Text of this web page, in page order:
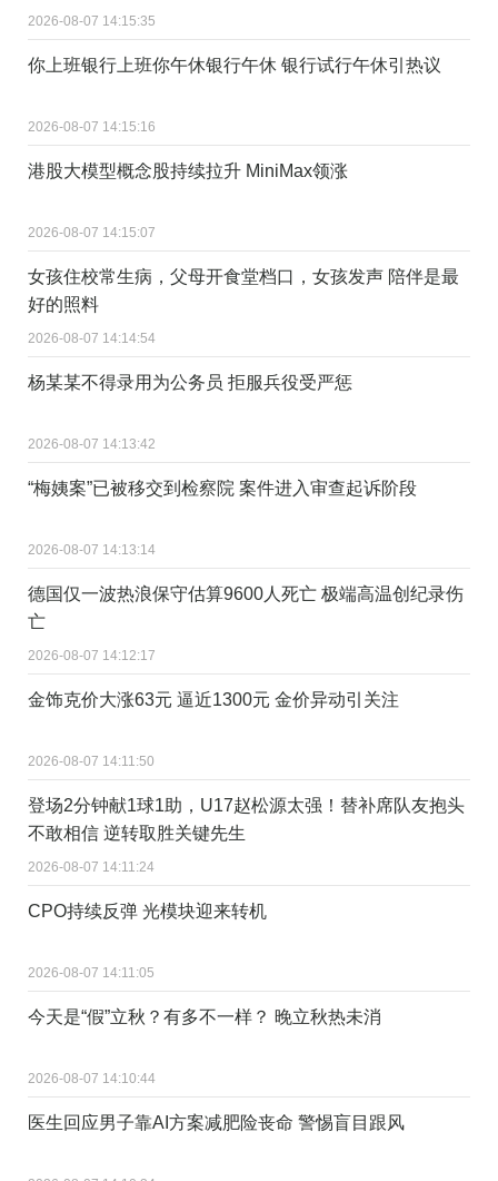
2026-08-07 14:15:35
你上班银行上班你午休银行午休 银行试行午休引热议
2026-08-07 14:15:16
港股大模型概念股持续拉升 MiniMax领涨
2026-08-07 14:15:07
女孩住校常生病，父母开食堂档口，女孩发声 陪伴是最
好的照料
2026-08-07 14:14:54
杨某某不得录用为公务员 拒服兵役受严惩
2026-08-07 14:13:42
“梅姨案”已被移交到检察院 案件进入审查起诉阶段
2026-08-07 14:13:14
德国仅一波热浪保守估算9600人死亡 极端高温创纪录伤
亡
2026-08-07 14:12:17
金饰克价大涨63元 逼近1300元 金价异动引关注
2026-08-07 14:11:50
登场2分钟献1球1助，U17赵松源太强！替补席队友抱头
不敢相信 逆转取胜关键先生
2026-08-07 14:11:24
CPO持续反弹 光模块迎来转机
2026-08-07 14:11:05
今天是“假”立秋？有多不一样？ 晚立秋热未消
2026-08-07 14:10:44
医生回应男子靠AI方案减肥险丧命 警惕盲目跟风